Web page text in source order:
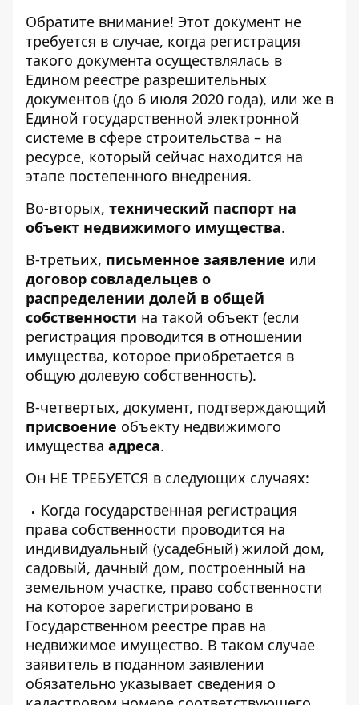
Обратите внимание! Этот документ не
требуется в случае, когда регистрация
такого документа осуществлялась в
Едином реестре разрешительных
документов (до 6 июля 2020 года), или же в
Единой государственной электронной
системе в сфере строительства – на
ресурсе, который сейчас находится на
этапе постепенного внедрения.
Во-вторых, технический паспорт на
объект недвижимого имущества.
В-третьих, письменное заявление или
договор совладельцев о
распределении долей в общей
собственности на такой объект (если
регистрация проводится в отношении
имущества, которое приобретается в
общую долевую собственность).
В-четвертых, документ, подтверждающий
присвоение объекту недвижимого
имущества адреса.
Он НЕ ТРЕБУЕТСЯ в следующих случаях:
Когда государственная регистрация
права собственности проводится на
индивидуальный (усадебный) жилой дом,
садовый, дачный дом, построенный на
земельном участке, право собственности
на которое зарегистрировано в
Государственном реестре прав на
недвижимое имущество. В таком случае
заявитель в поданном заявлении
обязательно указывает сведения о